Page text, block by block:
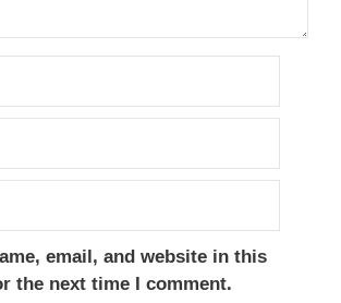
email, and website in this
the next time I comment.